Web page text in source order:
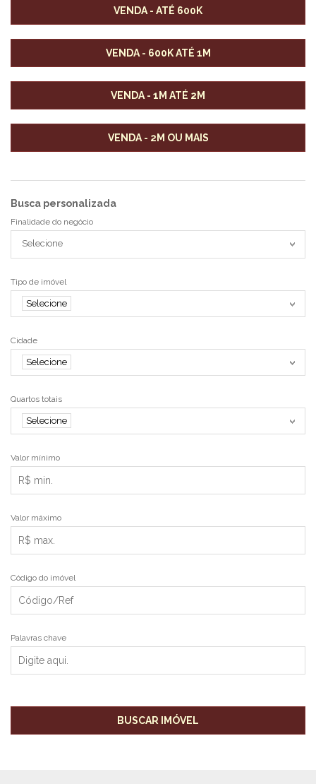
VENDA - ATÉ 600K
VENDA - 600K ATÉ 1M
VENDA - 1M ATÉ 2M
VENDA - 2M OU MAIS
Busca personalizada
Finalidade do negócio
Selecione
Tipo de imóvel
Selecione
Cidade
Selecione
Quartos totais
Selecione
Valor mínimo
Valor máximo
Código do imóvel
Palavras chave
BUSCAR IMÓVEL